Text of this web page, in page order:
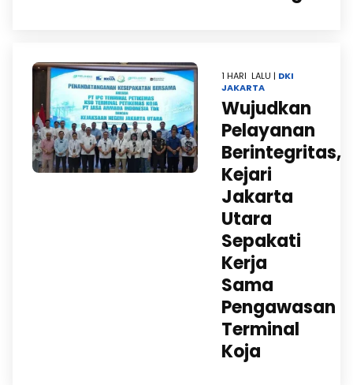
1 HARI LALU | DKI
JAKARTA
Wujudkan
Pelayanan
Berintegritas,
Kejari
Jakarta
Utara
Sepakati
Kerja
Sama
Pengawasan
Terminal
Koja